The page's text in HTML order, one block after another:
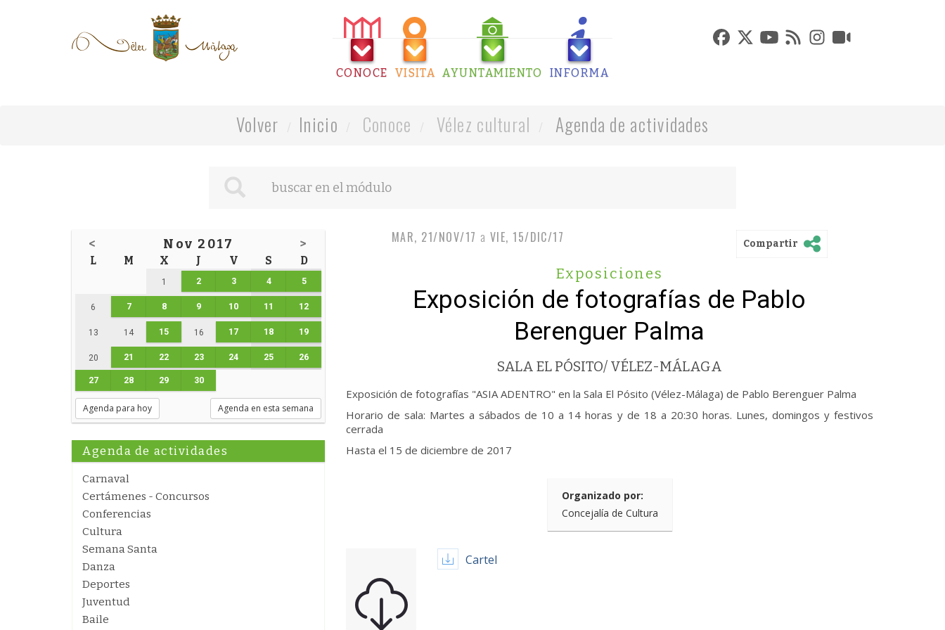
CONOCE VISITA AYUNTAMIENTO INFORMA
Volver Inicio Conoce Vélez cultural Agenda de actividades
< Nov 2017 >
L M X J V S D
1 2 3 4 5
6 7 8 9 10 11 12
13 14 15 16 17 18 19
20 21 22 23 24 25 26
27 28 29 30
Agenda para hoy Agenda en esta semana
Agenda de actividades
Carnaval
Certámenes - Concursos
Conferencias
Cultura
Semana Santa
Danza
Deportes
Juventud
Baile
MAR, 21/NOV/17 a VIE, 15/DIC/17 Compartir
Exposiciones
Exposición de fotografías de Pablo
Berenguer Palma
SALA EL PÓSITO/ VÉLEZ-MÁLAGA
Exposición de fotografías "ASIA ADENTRO" en la Sala El Pósito (Vélez-Málaga) de Pablo Berenguer Palma
Horario de sala: Martes a sábados de 10 a 14 horas y de 18 a 20:30 horas. Lunes, domingos y festivos
cerrada
Hasta el 15 de diciembre de 2017
Organizado por:
Concejalía de Cultura
Cartel